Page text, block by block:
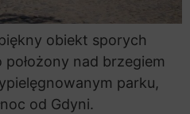
obiekt sporych
nad brzegiem
parku,
od Gdyni.